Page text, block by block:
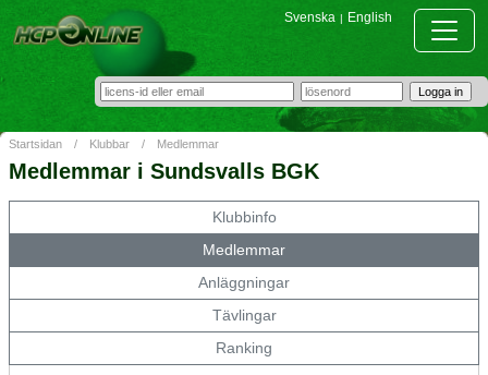
Svenska | English
Startsidan / Klubbar / Medlemmar
Medlemmar i Sundsvalls BGK
Klubbinfo
Medlemmar
Anläggningar
Tävlingar
Ranking